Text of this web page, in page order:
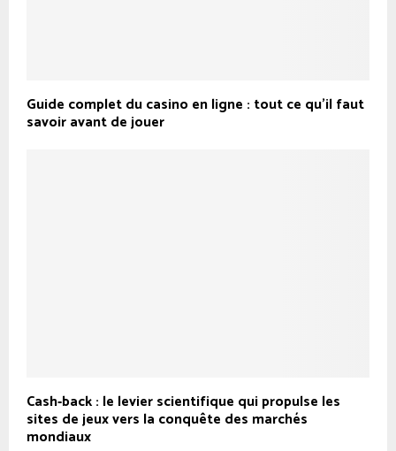
Guide complet du casino en ligne : tout ce qu’il faut
savoir avant de jouer
Cash‑back : le levier scientifique qui propulse les
sites de jeux vers la conquête des marchés
mondiaux